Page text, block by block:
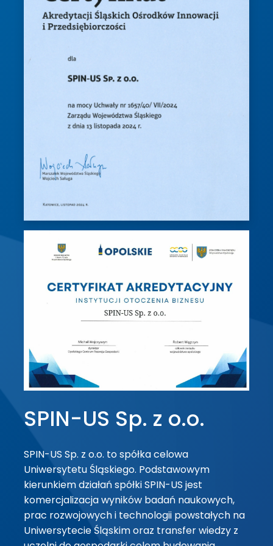
SPIN-US Sp. z o.o.
SPIN-US Sp. z o.o. to spółka celowa
Uniwersytetu Śląskiego. Podstawowym
kierunkiem działań spółki SPIN-US jest
komercjalizacja wyników badań naukowych,
prac rozwojowych i technologii powstałych na
Uniwersytecie Śląskim oraz transfer wiedzy z